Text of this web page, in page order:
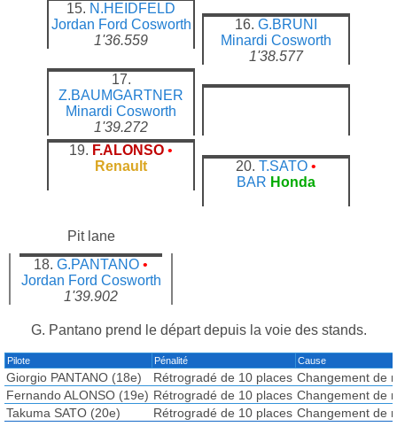
15. N.HEIDFELD
Jordan Ford Cosworth
1'36.559
16. G.BRUNI
Minardi Cosworth
1'38.577
17.
Z.BAUMGARTNER
Minardi Cosworth
1'39.272
19. F.ALONSO •
Renault
20. T.SATO •
BAR Honda
Pit lane
18. G.PANTANO •
Jordan Ford Cosworth
1'39.902
G. Pantano prend le départ depuis la voie des stands.
Pilote Pénalité Cause
Giorgio PANTANO (18e) Rétrogradé de 10 places Changement de
Fernando ALONSO (19e) Rétrogradé de 10 places Changement de
Takuma SATO (20e)
Rétrogradé de 10 places Changement de